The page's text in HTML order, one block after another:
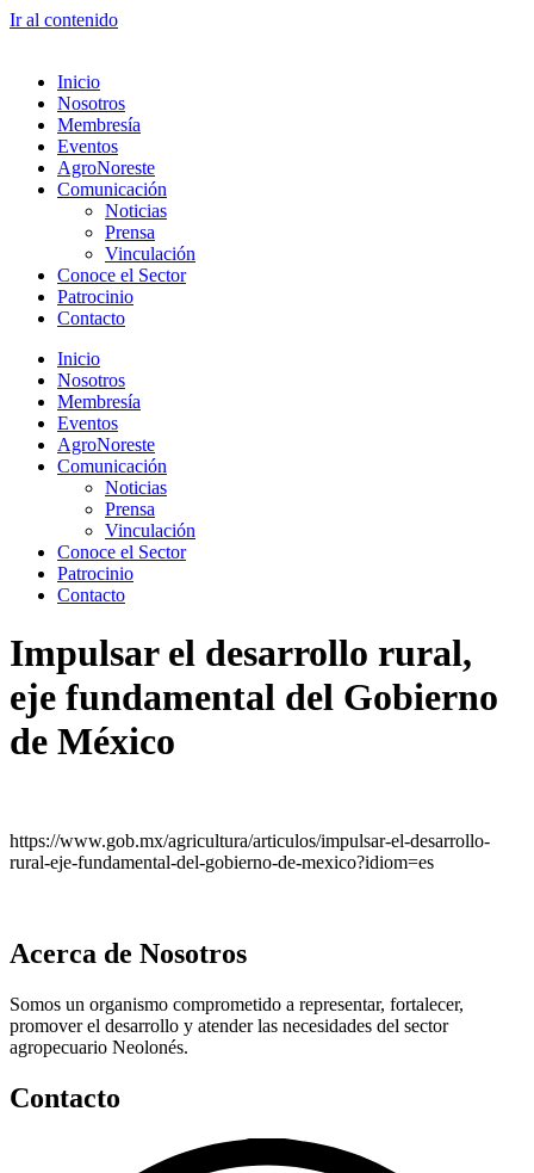
Ir al contenido
Inicio
Nosotros
Membresía
Eventos
AgroNoreste
Comunicación
Noticias
Prensa
Vinculación
Conoce el Sector
Patrocinio
Contacto
Inicio
Nosotros
Membresía
Eventos
AgroNoreste
Comunicación
Noticias
Prensa
Vinculación
Conoce el Sector
Patrocinio
Contacto
Impulsar el desarrollo rural,
eje fundamental del Gobierno
de México
https://www.gob.mx/agricultura/articulos/impulsar-el-desarrollo-
rural-eje-fundamental-del-gobierno-de-mexico?idiom=es
Acerca de Nosotros
Somos un organismo comprometido a representar, fortalecer,
promover el desarrollo y atender las necesidades del sector
agropecuario Neolonés.
Contacto